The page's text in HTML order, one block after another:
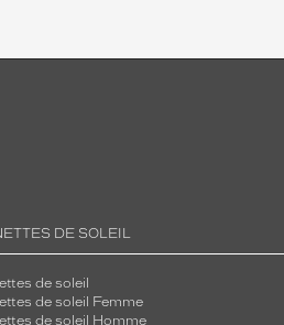
DE SOLEIL
de soleil
de soleil Femme
de soleil Homme